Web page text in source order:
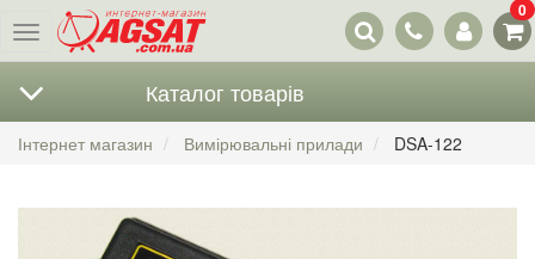
Меню
Наші
контакти
0
Каталог товарів
Інтернет магазин Вимірювальні прилади DSA-122